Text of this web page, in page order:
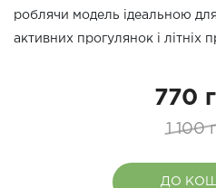
роблячи модель ідеальною
активних прогулянок і літніх
770
1 100
ДО